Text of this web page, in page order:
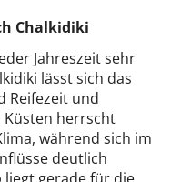
Chalkidiki
Jahreszeit sehr
lässt sich das
Reifezeit und
Küsten herrscht
während sich im
deutlich